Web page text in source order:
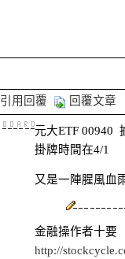
引用回覆 回覆文章
元大ETF 00940
掛牌時間在4/1
又是一陣腥風血
金融操作者十要
http://